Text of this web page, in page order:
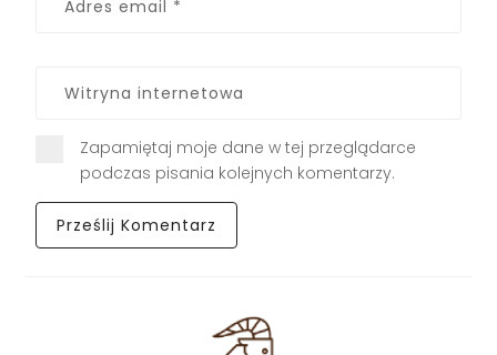
Zapamiętaj moje dane w tej przeglądarce
podczas pisania kolejnych komentarzy.